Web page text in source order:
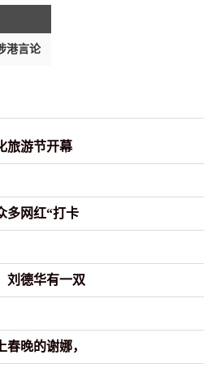
港言论
旅游节开幕
多网红“打卡
刘德华有一双
晚的谢娜，